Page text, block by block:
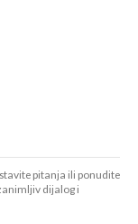
pitanja ili ponudite
dijalog i